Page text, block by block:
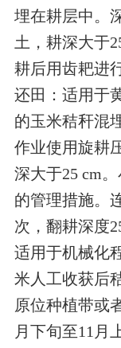
埋在耕层中。
土，耕深大于
耕后用齿耙进
还田：适用于
的玉米秸秆混
作业使用旋耕
深大于25 cm
的管理措施。
次，翻耕深度
适用于机械化
米人工收获后
原位种植带或
月下旬至11月